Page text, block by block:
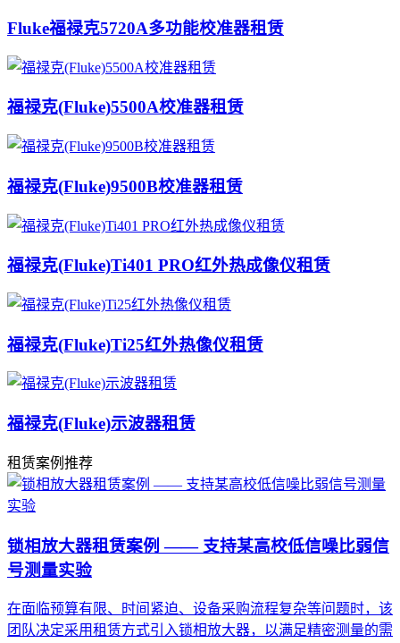
Fluke福禄克5720A多功能校准器租赁
福禄克(Fluke)5500A校准器租赁
福禄克(Fluke)9500B校准器租赁
福禄克(Fluke)Ti401 PRO红外热成像仪租赁
福禄克(Fluke)Ti25红外热像仪租赁
福禄克(Fluke)示波器租赁
租赁案例推荐
锁相放大器租赁案例 —— 支持某高校低信噪比弱信
号测量实验
在面临预算有限、时间紧迫、设备采购流程复杂等问题时，该
团队决定采用租赁方式引入锁相放大器，以满足精密测量的需